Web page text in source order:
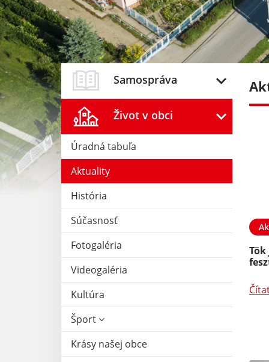
Samospráva
Život v obci
Úradná tabuľa
Aktuality
História
Súčasnosť
Fotogaléria
Videogaléria
Kultúra
Šport
Krásy našej obce
03. FEB 2026
Smútočný oznam -
Gyászjelentés